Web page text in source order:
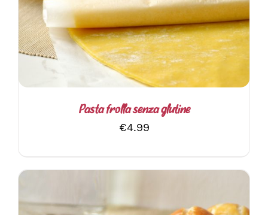
Pasta frolla senza glutine
€4.99